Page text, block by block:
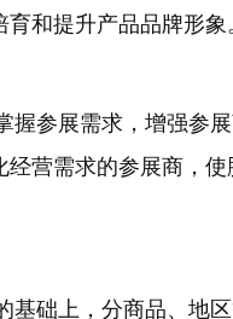
和提升产品品牌形象
参展需求，增强参
营需求的参展商，
础上，分商品、地